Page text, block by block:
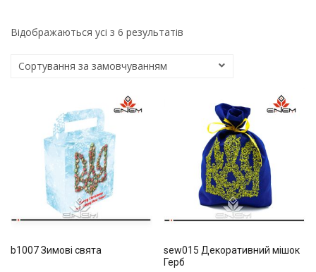
Відображаються усі з 6 результатів
b1007 Зимові свята
sew015 Декоративний мішок
Герб